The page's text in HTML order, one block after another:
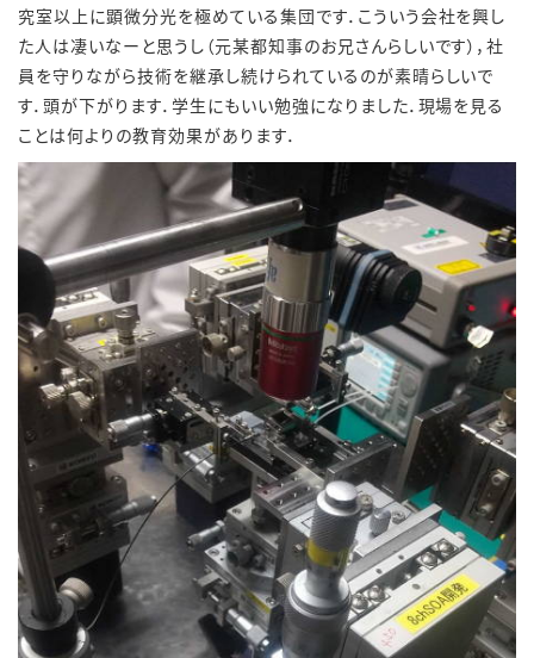
究室以上に顕微分光を極めている集団です．こういう会社を興し
た人は凄いなーと思うし（元某都知事のお兄さんらしいです），社
員を守りながら技術を継承し続けられているのが素晴らしいで
す．頭が下がります．学生にもいい勉強になりました．現場を見る
ことは何よりの教育効果があります．